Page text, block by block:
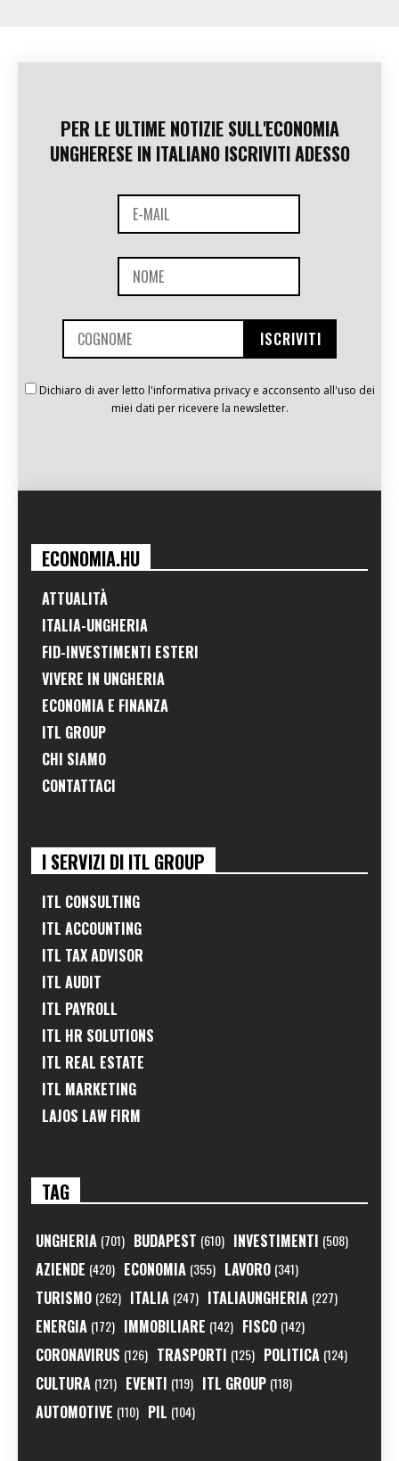
PER LE ULTIME NOTIZIE SULL'ECONOMIA
UNGHERESE IN ITALIANO ISCRIVITI ADESSO
Dichiaro di aver letto l'informativa privacy e acconsento all'uso dei
miei dati per ricevere la newsletter.
ECONOMIA.HU
ATTUALITÀ
ITALIA-UNGHERIA
FID-INVESTIMENTI ESTERI
VIVERE IN UNGHERIA
ECONOMIA E FINANZA
ITL GROUP
CHI SIAMO
CONTATTACI
I SERVIZI DI ITL GROUP
ITL CONSULTING
ITL ACCOUNTING
ITL TAX ADVISOR
ITL AUDIT
ITL PAYROLL
ITL HR SOLUTIONS
ITL REAL ESTATE
ITL MARKETING
LAJOS LAW FIRM
TAG
UNGHERIA (701) BUDAPEST (610) INVESTIMENTI (508)
AZIENDE (420) ECONOMIA (355) LAVORO (341)
TURISMO (262) ITALIA (247) ITALIAUNGHERIA (227)
ENERGIA (172) IMMOBILIARE (142) FISCO (142)
CORONAVIRUS (126) TRASPORTI (125) POLITICA (124)
CULTURA (121) EVENTI (119) ITL GROUP (118)
AUTOMOTIVE (110) PIL (104)